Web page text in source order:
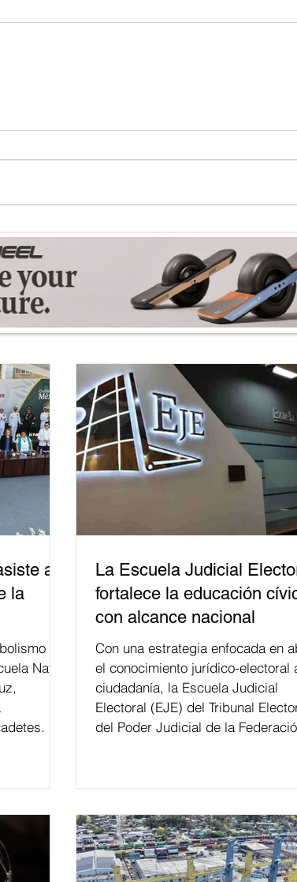
a
la
Naval
La Escuela Judicial
fortalece la educación
con alcance nacional
Con una estrategia enfocada en
el conocimiento jurídico-electoral a
ciudadanía, la Escuela Judicial
Electoral (EJE) del Tribunal
del Poder Judicial de la
relacionados con la democracia y
del papel que ha asumido la EJE
difusión de la justicia electoral
un bien público. La mayor parte